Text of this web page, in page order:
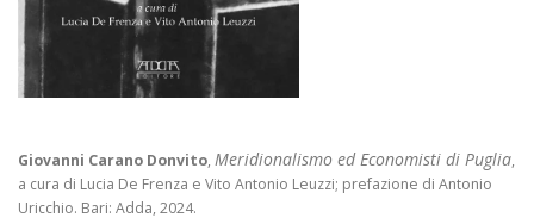
Giovanni Carano Donvito, Meridionalismo ed Economisti di Puglia,
a cura di Lucia De Frenza e Vito Antonio Leuzzi; prefazione di Antonio
Uricchio. Bari: Adda, 2024.